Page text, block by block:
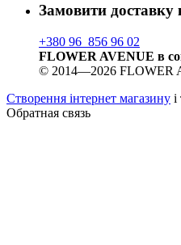
Замовити доставку
+380 96 856 96 02
FLOWER AVENUE в
© 2014—2026 FLOWER
Створення інтернет магазину
Обратная связь